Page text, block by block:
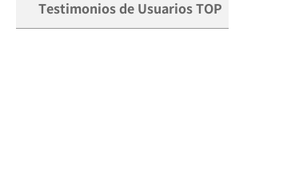
Testimonios de Usuarios TOP